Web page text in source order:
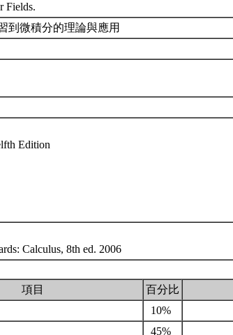
Fields.
到微積分的理論與應用
Edition
Calculus, 8th ed. 2006
項目 百分比
10%
45%